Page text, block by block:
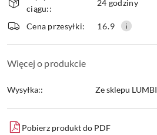
dostawa
ciągu::
24 godziny
Cena przesyłki: 16.9
Więcej o produkcie
Wysyłka:: Ze sklepu LUMBI
Pobierz produkt do PDF